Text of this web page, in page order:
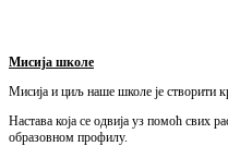
Мисија школе
Мисија и циљ наше школе је створити
Настава која се одвија уз помоћ свих
образовном профилу.